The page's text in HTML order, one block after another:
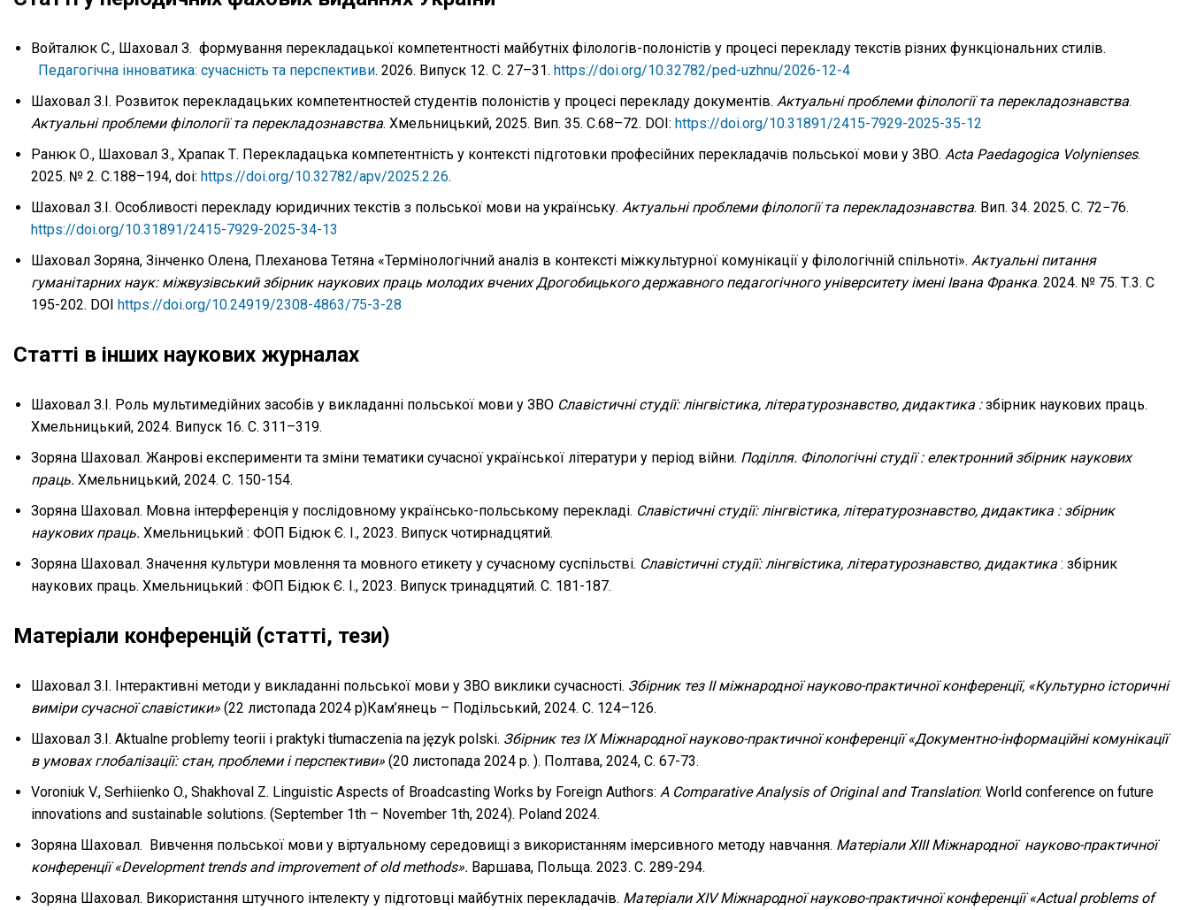
Войталюк С., Шаховал З. формування перекладацької компетентності майбутніх філологів-полоністів у процесі перекладу текстів різних функціональних стилів.
Педагогічна інноватика: сучасність та перспективи. 2026. Випуск 12. С. 27–31. https://doi.org/10.32782/ped-uzhnu/2026-12-4
Шаховал З.І. Розвиток перекладацьких компетентностей студентів полоністів у процесі перекладу документів. Актуальні проблеми філології та перекладознавства.
Актуальні проблеми філології та перекладознавства. Хмельницький, 2025. Вип. 35. С.68–72. DOI: https://doi.org/10.31891/2415-7929-2025-35-12
Ранюк О., Шаховал З., Храпак Т. Перекладацька компетентність у контексті підготовки професійних перекладачів польської мови у ЗВО. Acta Paedagogiсa Volynienses.
2025. № 2. С.188–194, doi: https://doi.org/10.32782/apv/2025.2.26.
Шаховал З.І. Особливості перекладу юридичних текстів з польської мови на українську. Актуальні проблеми філології та перекладознавства. Вип. 34. 2025. С. 72−76.
https://doi.org/10.31891/2415-7929-2025-34-13
Шаховал Зоряна, Зінченко Олена, Плеханова Тетяна «Термінологічний аналіз в контексті міжкультурної комунікації у філологічній спільноті». Актуальні питання
гуманітарних наук: міжвузівський збірник наукових праць молодих вчених Дрогобицького державного педагогічного університету імені Івана Франка. 2024. № 75. Т.3. С
195-202. DOI https://doi.org/10.24919/2308-4863/75-3-28
Статті в інших наукових журналах
Шаховал З.І. Роль мультимедійних засобів у викладанні польської мови у ЗВО Славістичні студії: лінгвістика, літературознавство, дидактика :збірник наукових праць.
Хмельницький, 2024. Випуск 16. С. 311–319.
Зоряна Шаховал. Жанрові експерименти та зміни тематики сучасної української літератури у період війни. Поділля. Філологічні студії : електронний збірник наукових
праць. Хмельницький, 2024. С. 150-154.
Зоряна Шаховал. Мовна інтерференція у послідовному українсько-польському перекладі. Славістичні студії: лінгвістика, літературознавство, дидактика : збірник
наукових праць. Хмельницький : ФОП Бідюк Є. І., 2023. Випуск чотирнадцятий.
Зоряна Шаховал. Значення культури мовлення та мовного етикету у сучасному суспільстві. Славістичні студії: лінгвістика, літературознавство, дидактика : збірник
наукових праць. Хмельницький : ФОП Бідюк Є. І., 2023. Випуск тринадцятий. C. 181-187.
Матеріали конференцій (статті, тези)
Шаховал З.І. Інтерактивні методи у викладанні польської мови у ЗВО виклики сучасності. Збірник тез II міжнародної науково-практичної конференції, «Культурно історичні
виміри сучасної славістики» (22 листопада 2024 р)Кам’янець – Подільський, 2024. С. 124–126.
Шаховал З.І. Aktualne problemy teorii i praktyki tłumaczenia na język polski. Збірник тез ІX Міжнародної науково-практичної конференції «Документно-інформаційні комунікації
в умовах глобалізації: стан, проблеми і перспективи» (20 листопада 2024 р. ). Полтава, 2024, С. 67-73.
Voroniuk V., Serhiienko O., Shakhoval Z. Linguistic Aspects of Broadcasting Works by Foreign Authors: A Comparative Analysis of Original and Translation: World conference on future
innovations and sustainable solutions. (September 1th – November 1th, 2024). Poland 2024.
Зоряна Шаховал. Вивчення польської мови у віртуальному середовищі з використанням імерсивного методу навчання. Матеріали XIII Міжнародної науково-практичної
конференції «Development trends and improvement of old methods». Варшава, Польща. 2023. С. 289-294.
Зоряна Шаховал. Використання штучного інтелекту у підготовці майбутніх перекладачів. Матеріали XIV Міжнародної науково-практичної конференції «Actual problems of